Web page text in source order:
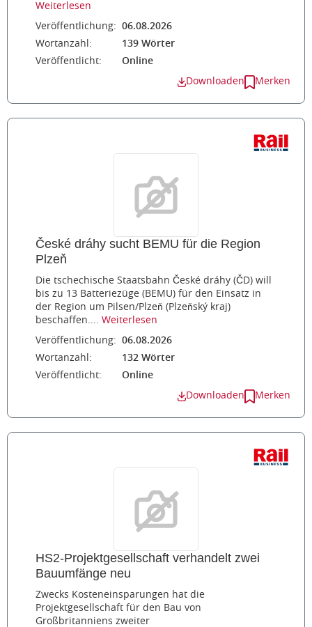
Weiterlesen
Veröffentlichung:
06.08.2026
Wortanzahl:
139 Wörter
Veröffentlicht:
Online
Downloaden Merken
České dráhy sucht BEMU für die Region
Plzeň
Die tschechische Staatsbahn České dráhy (ČD) will
bis zu 13 Batteriezüge (BEMU) für den Einsatz in
der Region um Pilsen/Plzeň (Plzeňský kraj)
beschaffen.... Weiterlesen
Veröffentlichung:
06.08.2026
Wortanzahl:
132 Wörter
Veröffentlicht:
Online
Downloaden Merken
HS2-Projektgesellschaft verhandelt zwei
Bauumfänge neu
Zwecks Kosteneinsparungen hat die
Projektgesellschaft für den Bau von
Großbritanniens zweiter